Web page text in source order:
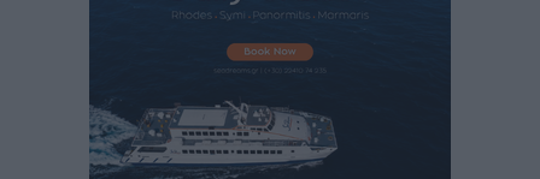
ο 8ος Γερμανός που αγνοούνταν μετά την παράσυρσή
ιστιοφόρου